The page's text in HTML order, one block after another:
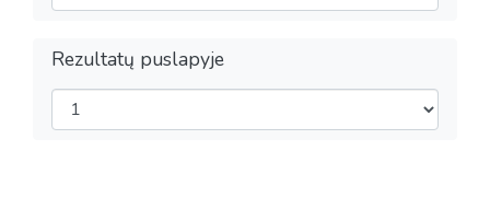
Rezultatų puslapyje